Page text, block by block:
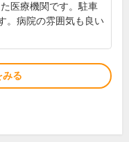
医療機関です。駐車
。病院の雰囲気も良い
みる